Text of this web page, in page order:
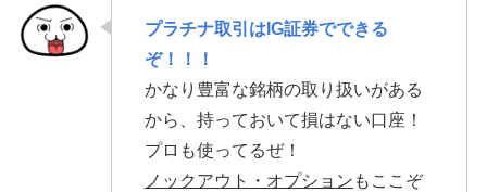
プラチナ取引はIG証券でできる
ぞ！！！
かなり豊富な銘柄の取り扱いがある
から、持っておいて損はない口座！
プロも使ってるぜ！
ノックアウト・オプション もここぞ